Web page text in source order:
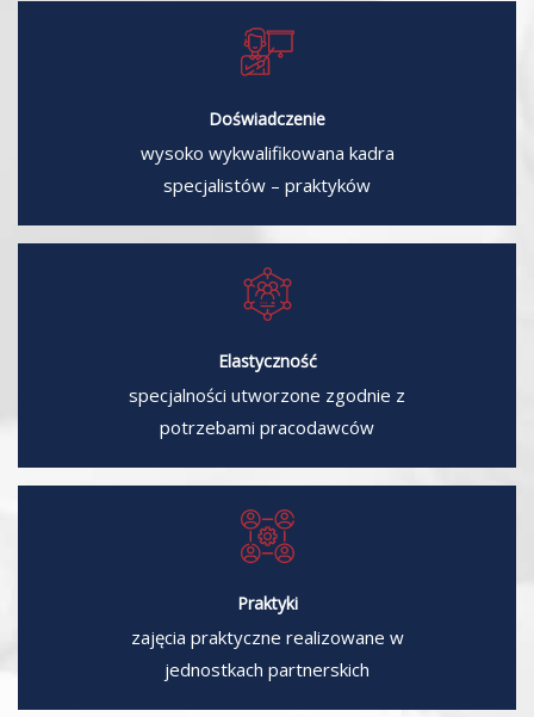
Doświadczenie
wysoko wykwalifikowana kadra
specjalistów – praktyków
Elastyczność
specjalności utworzone zgodnie z
potrzebami pracodawców
Praktyki
zajęcia praktyczne realizowane w
jednostkach partnerskich